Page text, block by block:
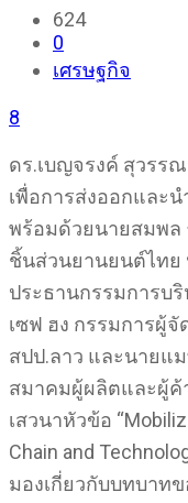
624
0
เศรษฐกิจ
8
ดร.เบญจรงค์ สุวรร
เพื่อการส่งออกและน
พร้อมด้วยนายสมพล
ชิ้นส่วนยานยนต์ไทย
ประธานกรรมการบ
เซฟ ฮง กรรมการผู้
สปป.ลาว และนายแ
สมาคมผู้ผลิตและผู้ค้
เสวนาหัวข้อ
Chain and
มองเกี่ยวกับบทบาท